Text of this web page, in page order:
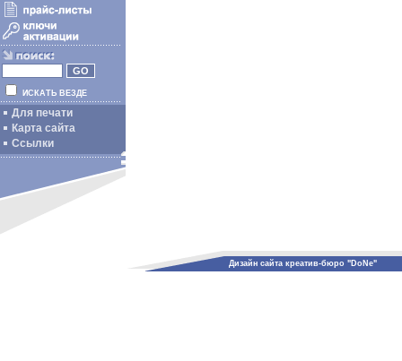
ИСКАТЬ ВЕЗДЕ
Для печати
Карта сайта
Ссылки
Дизайн сайта креатив-бюро "DoNe"